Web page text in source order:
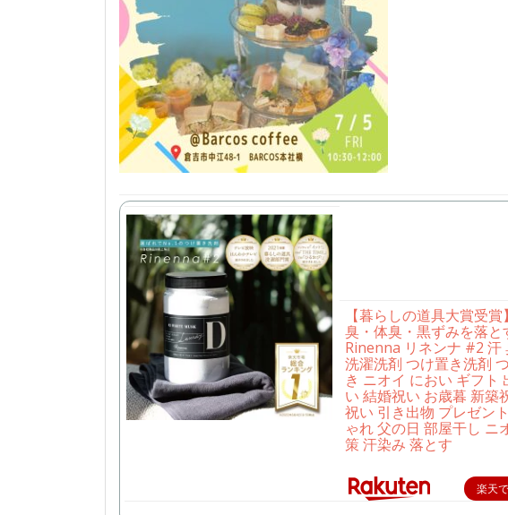
【暮らしの道具大賞受賞
臭・体臭・黒ずみを落と
Rinenna リネンナ #2 汗
洗濯洗剤 つけ置き洗剤
き ニオイ におい ギフト
い 結婚祝い お歳暮 新築
祝い 引き出物 プレゼン
ゃれ 父の日 部屋干し ニ
策 汗染み 落とす
楽天